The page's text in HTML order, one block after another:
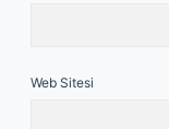
Web Sitesi